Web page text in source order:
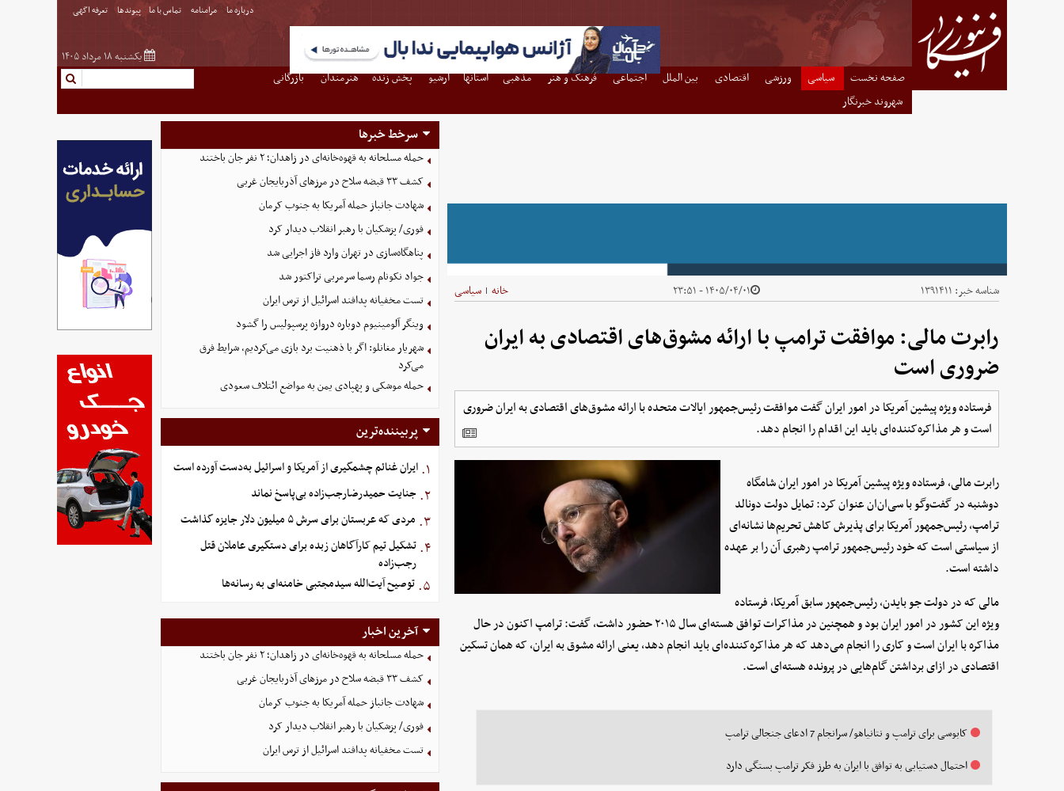
درباره ما مرامنامه تماس با ما پیوندها تعرفه اگهی
یکشنبه ۱۸ مرداد ۱۴۰۵
صفحه نخست سیاسی ورزشی اقتصادی بین الملل اجتماعی فرهنگ و هنر مذهبی استانها آرشیو پخش زنده هنرمندان
بازرگانی
شهروند خبرنگار
شناسه خبر: ۱۳۹۱۴۱۱ ۱۴۰۵/۰۴/۰۱ - ۲۳:۵۱ خانه | سیاسی
رابرت مالی: موافقت ترامپ با ارائه مشوق‌های اقتصادی به ایران
ضروری است
فرستاده ویژه پیشین آمریکا در امور ایران گفت موافقت رئیس‌جمهور ایالات متحده با ارائه مشوق‌های اقتصادی به ایران ضروری
است و هر مذاکره‌کننده‌ای باید این اقدام را انجام دهد.
رابرت مالی، فرستاده ویژه پیشین آمریکا در امور ایران شامگاه
دوشنبه در گفت‌وگو با سی‌ان‌ان عنوان کرد: تمایل دولت دونالد
ترامپ، رئیس‌جمهور آمریکا برای پذیرش کاهش تحریم‌ها نشانه‌ای
از سیاستی است که خود رئیس‌جمهور ترامپ رهبری آن را بر عهده
داشته است.
مالی که در دولت جو بایدن، رئیس‌جمهور سابق آمریکا، فرستاده
ویژه این کشور در امور ایران بود و همچنین در مذاکرات توافق هسته‌ای سال ۲۰۱۵ حضور داشت، گفت: ترامپ اکنون در حال
مذاکره با ایران است و کاری را انجام می‌دهد که هر مذاکره‌کننده‌ای باید انجام دهد، یعنی ارائه مشوق به ایران، که همان تسکین
اقتصادی در ازای برداشتن گام‌هایی در پرونده هسته‌ای است.
کابوسی برای ترامپ و نتانیاهو/ سرانجام 7 ادعای جنجالی ترامپ
احتمال دستیابی به توافق با ایران به طرز فکر ترامپ بستگی دارد
سرخط خبرها
حمله مسلحانه به قهوه‌خانه‌ای در زاهدان؛ ۲ نفر جان باختند
کشف ۳۳ قبضه سلاح در مرزهای آذربایجان غربی
شهادت جانباز حمله آمریکا به جنوب کرمان
فوری/ پزشکیان با رهبر انقلاب دیدار کرد
پناهگاه‌سازی در تهران وارد فاز اجرایی شد
جواد نکونام رسما سرمربی تراکتور شد
تست مخفیانه پدافند اسرائیل از ترس ایران
وینگر آلومینیوم دوباره دروازه پرسپولیس را گشود
شهریار مغانلو: اگر با ذهنیت برد بازی می‌کردیم، شرایط فرق
می‌کرد
حمله موشکی و پهپادی یمن به مواضع ائتلاف سعودی
پربیننده‌ترین
۱. ایران غنائم چشمگیری از آمریکا و اسرائیل به‌دست آورده است
۲. جنایت حمیدرضارجب‌زاده بی‌پاسخ نماند
۳. مردی که عربستان برای سرش ۵ میلیون دلار جایزه گذاشت
۴. تشکیل تیم کارآگاهان زبده برای دستگیری عاملان قتل
رجب‌زاده
۵. توصیح آیت‌الله سیدمجتبی خامنه‌ای به رسانه‌ها
آخرین اخبار
حمله مسلحانه به قهوه‌خانه‌ای در زاهدان؛ ۲ نفر جان باختند
کشف ۳۳ قبضه سلاح در مرزهای آذربایجان غربی
شهادت جانباز حمله آمریکا به جنوب کرمان
فوری/ پزشکیان با رهبر انقلاب دیدار کرد
تست مخفیانه پدافند اسرائیل از ترس ایران